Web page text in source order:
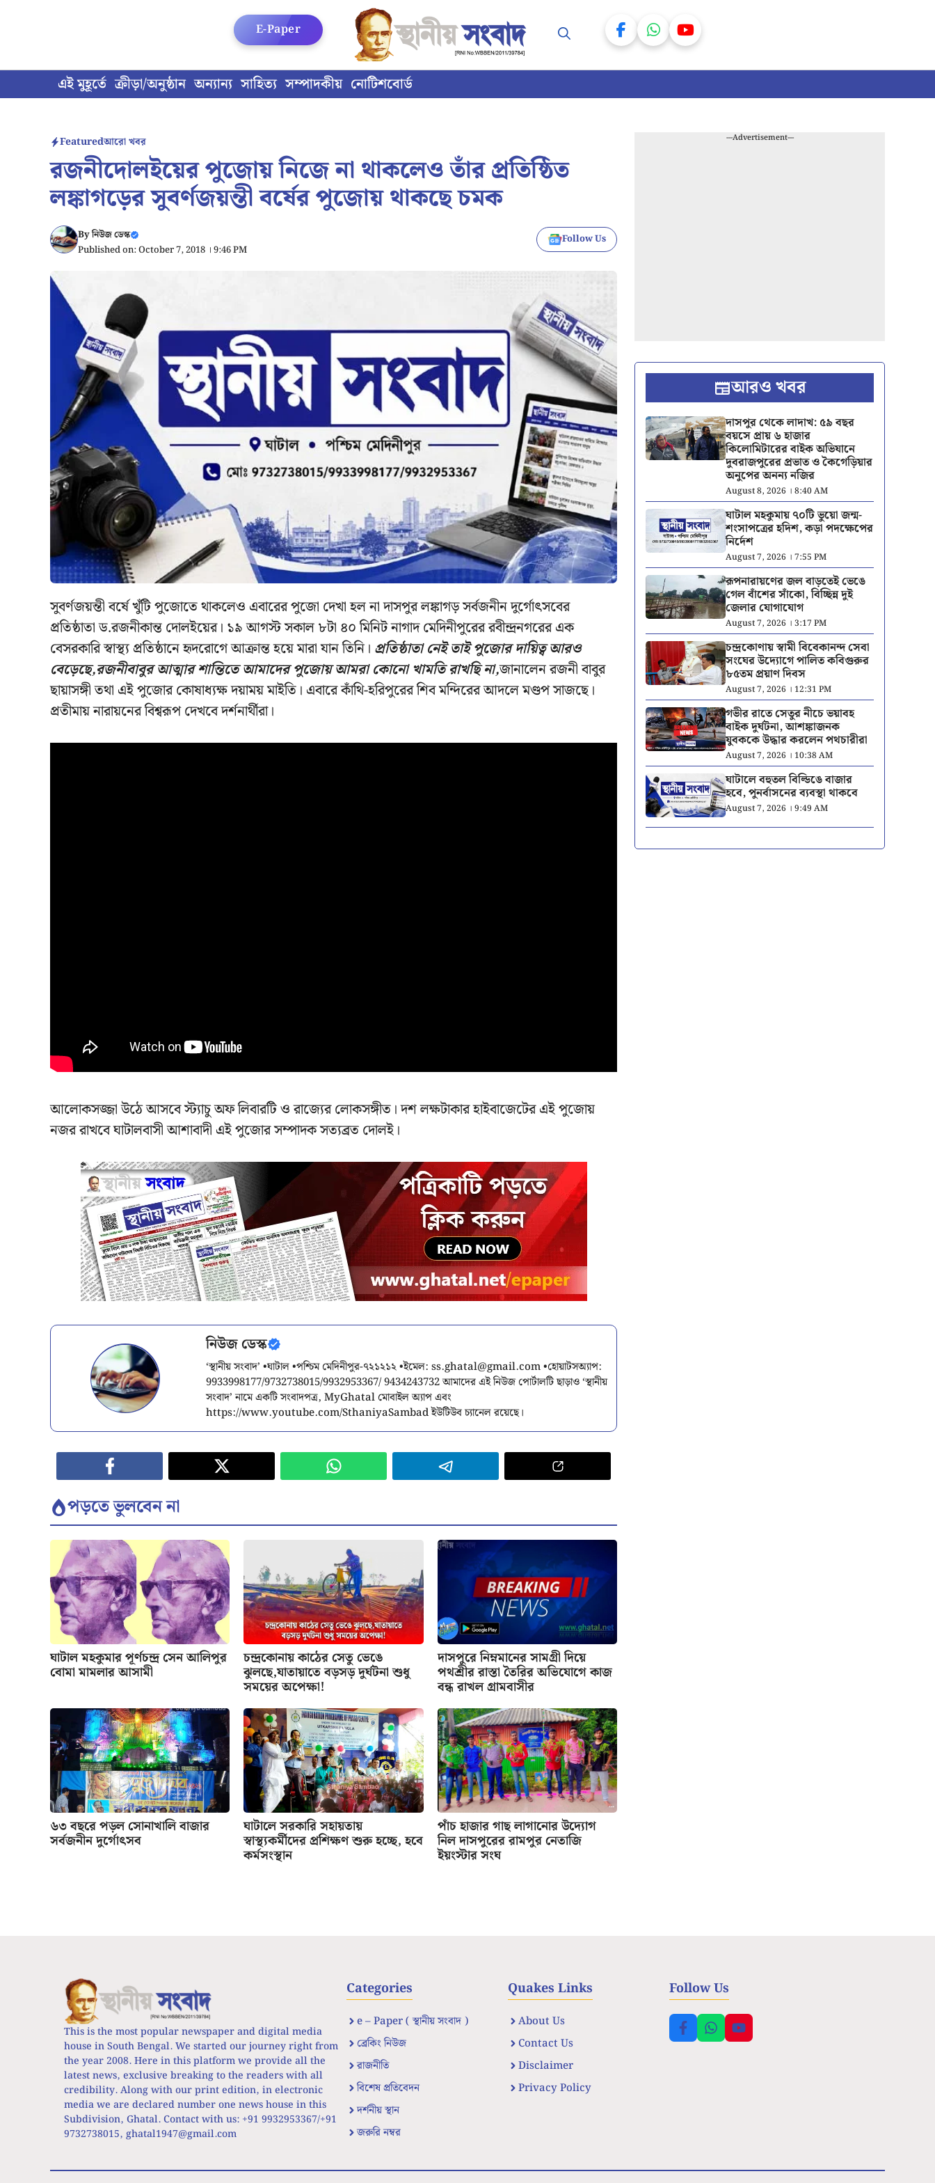
এই মুহূর্তে ক্রীড়া/অনুষ্ঠান অন্যান্য সাহিত্য সম্পাদকীয় নোটিশবোর্ড
E-Paper
Featuredআরো খবর
রজনীদোলইয়ের পুজোয় নিজে না থাকলেও তাঁর প্রতিষ্ঠিত
লঙ্কাগড়ের সুবর্ণজয়ন্তী বর্ষের পুজোয় থাকছে চমক
Byনিউজ ডেস্ক
Published on: October 7, 2018 । 9:46 PM
Follow Us
সুবর্ণজয়ন্তী বর্ষে খুঁটি পুজোতে থাকলেও এবারের পুজো দেখা হল না দাসপুর লঙ্কাগড় সর্বজনীন দুর্গোৎসবের
প্রতিষ্ঠাতা ড.রজনীকান্ত দোলইয়ের। ১৯ আগস্ট সকাল ৮টা ৪০ মিনিট নাগাদ মেদিনীপুরের রবীন্দ্রনগরের এক
বেসরকারি স্বাস্থ্য প্রতিষ্ঠানে হৃদরোগে আক্রান্ত হয়ে মারা যান তিনি। প্রতিষ্ঠাতা নেই তাই পুজোর দায়িত্ব আরও
বেড়েছে,রজনীবাবুর আত্মার শান্তিতে আমাদের পুজোয় আমরা কোনো খামতি রাখছি না,জানালেন রজনী বাবুর
ছায়াসঙ্গী তথা এই পুজোর কোষাধ্যক্ষ দয়াময় মাইতি। এবারে কাঁথি-হরিপুরের শিব মন্দিরের আদলে মণ্ডপ সাজছে।
প্রতীমায় নারায়নের বিশ্বরূপ দেখবে দর্শনার্থীরা।
আলোকসজ্জা উঠে আসবে স্ট্যাচু অফ লিবারটি ও রাজ্যের লোকসঙ্গীত। দশ লক্ষটাকার হাইবাজেটের এই পুজোয়
নজর রাখবে ঘাটালবাসী আশাবাদী এই পুজোর সম্পাদক সত্যব্রত দোলই।
নিউজ ডেস্ক
‘স্থানীয় সংবাদ’ •ঘাটাল •পশ্চিম মেদিনীপুর-৭২১২১২ •ইমেল:ss.ghatal@gmail.com•হোয়াটসঅ্যাপ:
9933998177/9732738015/9932953367/ 9434243732 আমাদের এই নিউজ পোর্টালটি ছাড়াও ‘স্থানীয়
সংবাদ’ নামে একটি সংবাদপত্র, MyGhatal মোবাইল অ্যাপ এবং
https://www.youtube.com/SthaniyaSambad ইউটিউব চ্যানেল রয়েছে।
পড়তে ভুলবেন না
ঘাটাল মহকুমার পূর্ণচন্দ্র সেন আলিপুর
বোমা মামলার আসামী
চন্দ্রকোনায় কাঠের সেতু ভেঙে
ঝুলছে,যাতায়াতে বড়সড় দুর্ঘটনা শুধু
সময়ের অপেক্ষা!
দাসপুরে নিম্নমানের সামগ্রী দিয়ে
পথশ্রীর রাস্তা তৈরির অভিযোগে কাজ
বন্ধ রাখল গ্রামবাসীর
৬৩ বছরে পড়ল সোনাখালি বাজার
সর্বজনীন দুর্গোৎসব
ঘাটালে সরকারি সহায়তায়
স্বাস্থ্যকর্মীদের প্রশিক্ষণ শুরু হচ্ছে, হবে
কর্মসংস্থান
পাঁচ হাজার গাছ লাগানোর উদ্যোগ
নিল দাসপুরের রামপুর নেতাজি
ইয়ংস্টার সংঘ
---Advertisement---
আরও খবর
দাসপুর থেকে লাদাখ: ৫৯ বছর
বয়সে প্রায় ৬ হাজার
কিলোমিটারের বাইক অভিযানে
দুবরাজপুরের প্রভাত ও কৈগেড়িয়ার
অনুপের অনন্য নজির
August 8, 2026 । 8:40 AM
ঘাটাল মহকুমায় ৭০টি ভুয়ো জন্ম-
শংসাপত্রের হদিশ, কড়া পদক্ষেপের
নির্দেশ
August 7, 2026 । 7:55 PM
রূপনারায়ণের জল বাড়তেই ভেঙে
গেল বাঁশের সাঁকো, বিচ্ছিন্ন দুই
জেলার যোগাযোগ
August 7, 2026 । 3:17 PM
চন্দ্রকোণায় স্বামী বিবেকানন্দ সেবা
সংঘের উদ্যোগে পালিত কবিগুরুর
৮৫তম প্রয়াণ দিবস
August 7, 2026 । 12:31 PM
গভীর রাতে সেতুর নীচে ভয়াবহ
বাইক দুর্ঘটনা, আশঙ্কাজনক
যুবককে উদ্ধার করলেন পথচারীরা
August 7, 2026 । 10:38 AM
ঘাটালে বহুতল বিল্ডিঙে বাজার
হবে, পুনর্বাসনের ব্যবস্থা থাকবে
August 7, 2026 । 9:49 AM
This is the most popular newspaper and digital media
house in South Bengal. We started our journey right from
the year 2008. Here in this platform we provide all the
latest news, exclusive breaking to the readers with all
credibility. Along with our print edition, in electronic
media we are declared number one news house in this
Subdivision, Ghatal. Contact with us: +91 9932953367/+91
9732738015, ghatal1947@gmail.com
Categories
e – Paper ( স্থানীয় সংবাদ )
ব্রেকিং নিউজ
রাজনীতি
বিশেষ প্রতিবেদন
দর্শনীয় স্থান
জরুরি নম্বর
Quakes Links
About Us
Contact Us
Disclaimer
Privacy Policy
Follow Us